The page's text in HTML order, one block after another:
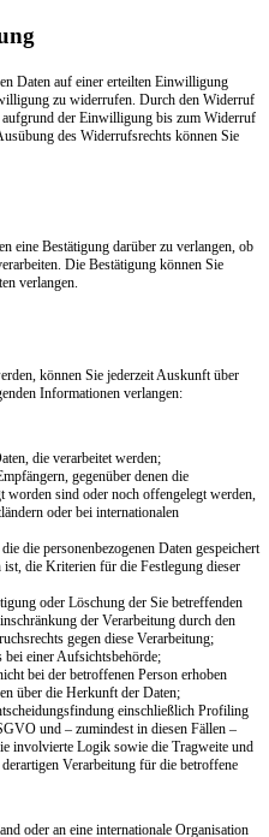
Daten auf einer erteilten Einwilligung
zu widerrufen. Durch den Widerruf
der Einwilligung bis zum Widerruf
des Widerrufsrechts können Sie
eine Bestätigung darüber zu verlangen, ob
Die Bestätigung können Sie
verlangen.
können Sie jederzeit Auskunft über
Informationen verlangen:
die verarbeitet werden;
gegenüber denen die
worden sind oder noch offengelegt werden,
oder bei internationalen
die personenbezogenen Daten gespeichert
die Kriterien für die Festlegung dieser
oder Löschung der Sie betreffenden
der Verarbeitung durch den
gegen diese Verarbeitung;
bei einer Aufsichtsbehörde;
bei der betroffenen Person erhoben
über die Herkunft der Daten;
einschließlich Profiling
und – zumindest in diesen Fällen –
involvierte Logik sowie die Tragweite und
Verarbeitung für die betroffene
oder an eine internationale Organisation